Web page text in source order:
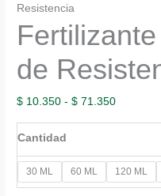
Resistencia
de
$ 10.350 - $ 71.350Rango
de
desde
$ 10.350
Cantidad
30 ML 60 ML 120 ML